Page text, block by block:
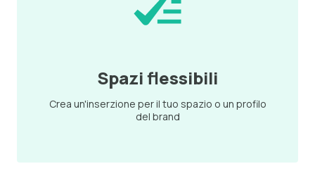
Spazi flessibili
Crea un'inserzione per il tuo spazio o un profilo
del brand